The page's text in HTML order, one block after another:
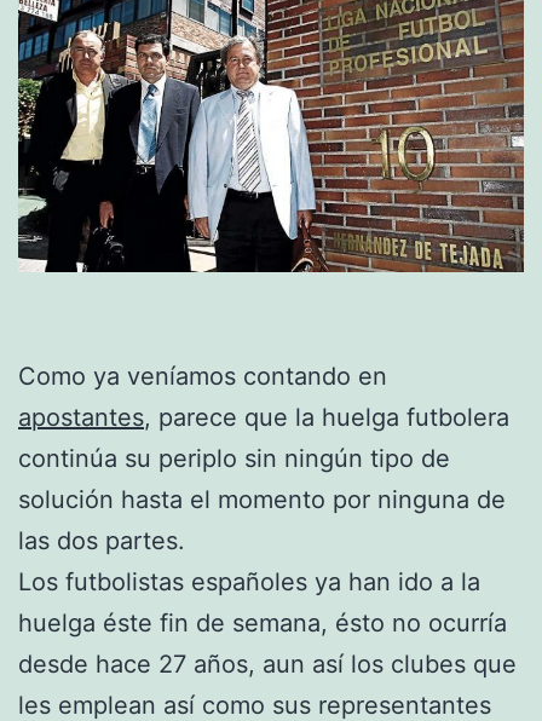
Como ya veníamos contando en
apostantes, parece que la huelga futbolera
continúa su periplo sin ningún tipo de
solución hasta el momento por ninguna de
las dos partes.
Los futbolistas españoles ya han ido a la
huelga éste fin de semana, ésto no ocurría
desde hace 27 años, aun así los clubes que
les emplean así como sus representantes